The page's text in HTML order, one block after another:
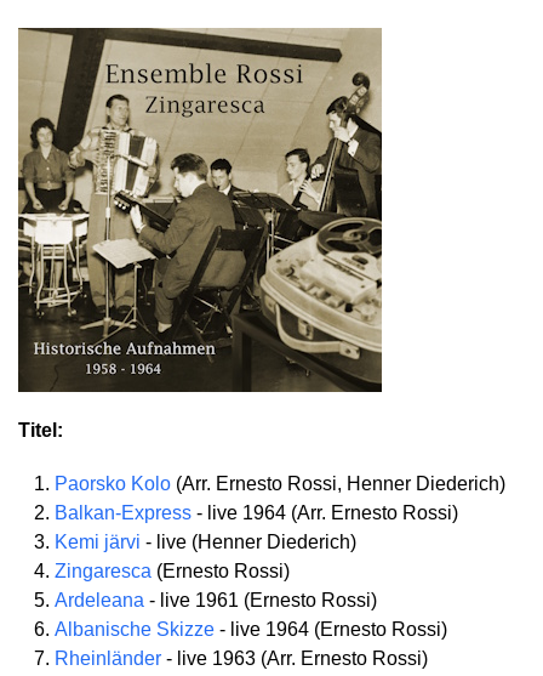
Titel:
Paorsko Kolo (Arr. Ernesto Rossi, Henner Diederich)
Balkan-Express - live 1964 (Arr. Ernesto Rossi)
Kemi järvi - live (Henner Diederich)
Zingaresca (Ernesto Rossi)
Ardeleana - live 1961 (Ernesto Rossi)
Albanische Skizze - live 1964 (Ernesto Rossi)
Rheinländer - live 1963 (Arr. Ernesto Rossi)